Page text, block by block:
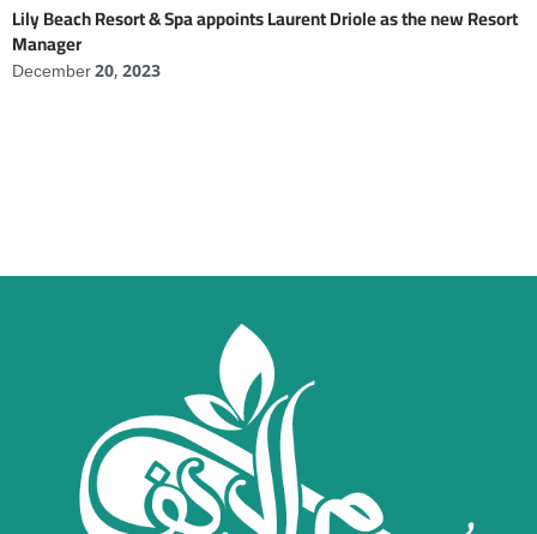
Lily Beach Resort & Spa appoints Laurent Driole as the new Resort
Manager
December 20, 2023